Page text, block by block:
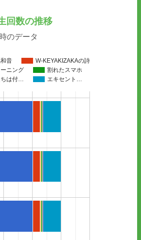
回数の推移
のデータ
音
W-KEYAKIZAKAの詩
ニング
割れたスマホ
ちは付…
エキセント…